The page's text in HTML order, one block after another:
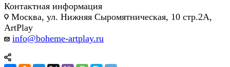
Контактная информация
Москва, ул. Нижняя Сыромятническая, 10 стр.2А,
ArtPlay
info@boheme-artplay.ru